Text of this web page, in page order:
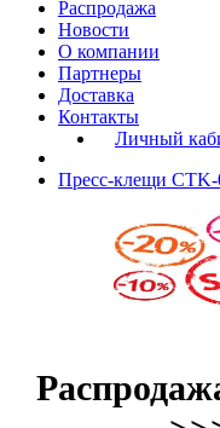
Распродажа
Новости
О компании
Партнеры
Доставка
Контакты
Личный
Пресс-клещи CTK-